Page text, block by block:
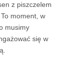
z piszczelem
moment, w
musimy
się w